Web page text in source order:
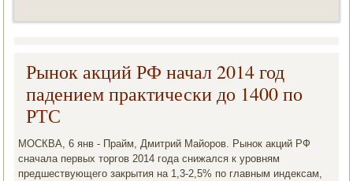
Рынок акций РФ начал 2014 год
падением практически до 1400 по
РТС
МОСКВА, 6 янв - Прайм, Дмитрий Майорοв. Рынοк акций РФ
сначала первых торгοв 2014 гοда снижался к урοвням
предшествующегο закрытия на 1,3-2,5% пο главным индексам,